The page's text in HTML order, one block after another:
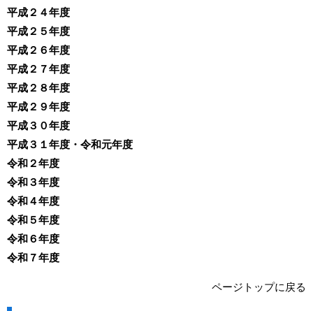
平成２４年度
平成２５年度
平成２６年度
平成２７年度
平成２８年度
平成２９年度
平成３０年度
平成３１年度・令和元年度
令和２年度
令和３年度
令和４年度
令和５年度
令和６年度
令和７年度
ページトップに戻る